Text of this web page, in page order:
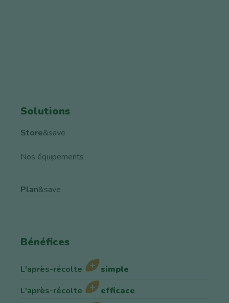
Solutions
Store&save
Nos équipements
Plan&save
Bénéfices
L'après-récolte
simple
L'après-récolte
efficace